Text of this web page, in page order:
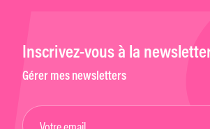
Inscrivez-vous à la
Gérer mes newsletters